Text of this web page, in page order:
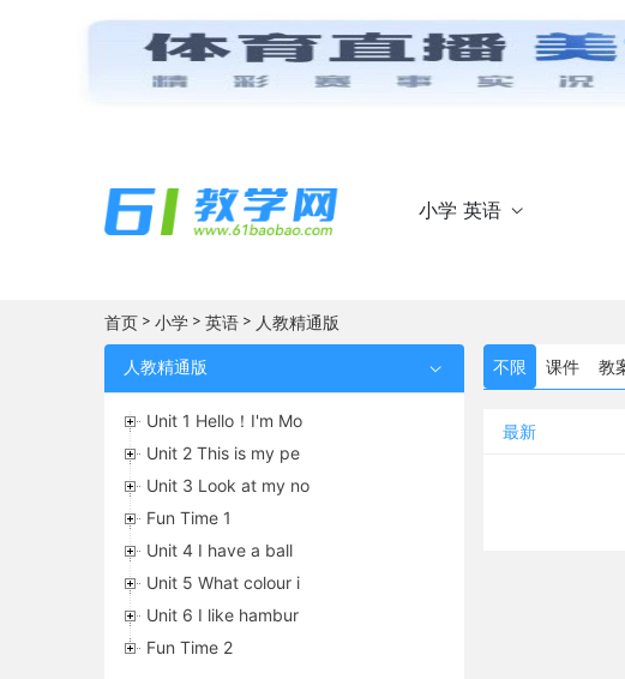
小学 英语 
首页 > 小学 > 英语 > 人教精通版
人教精通版 
Unit 1 Hello！I'm Mo
Unit 2 This is my pe
Unit 3 Look at my no
Fun Time 1
Unit 4 I have a ball
Unit 5 What colour i
Unit 6 I like hambur
Fun Time 2
不限 课件 教
最新